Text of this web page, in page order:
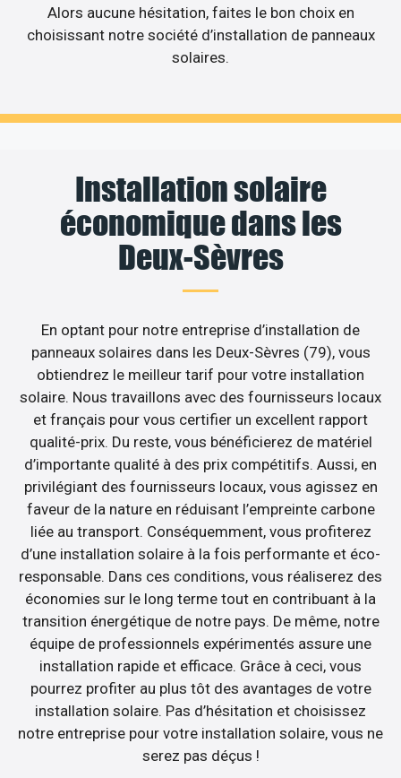
Alors aucune hésitation, faites le bon choix en
choisissant notre société d’installation de panneaux
solaires.
Installation solaire
économique dans les
Deux-Sèvres
En optant pour notre entreprise d’installation de
panneaux solaires dans les Deux-Sèvres (79), vous
obtiendrez le meilleur tarif pour votre installation
solaire. Nous travaillons avec des fournisseurs locaux
et français pour vous certifier un excellent rapport
qualité-prix. Du reste, vous bénéficierez de matériel
d’importante qualité à des prix compétitifs. Aussi, en
privilégiant des fournisseurs locaux, vous agissez en
faveur de la nature en réduisant l’empreinte carbone
liée au transport. Conséquemment, vous profiterez
d’une installation solaire à la fois performante et éco-
responsable. Dans ces conditions, vous réaliserez des
économies sur le long terme tout en contribuant à la
transition énergétique de notre pays. De même, notre
équipe de professionnels expérimentés assure une
installation rapide et efficace. Grâce à ceci, vous
pourrez profiter au plus tôt des avantages de votre
installation solaire. Pas d’hésitation et choisissez
notre entreprise pour votre installation solaire, vous ne
serez pas déçus !